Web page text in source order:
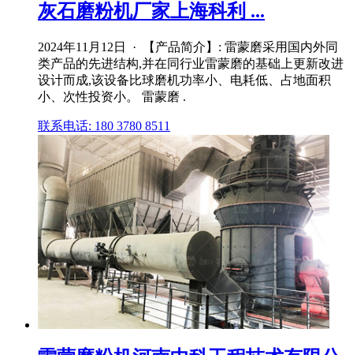
灰石磨粉机厂家上海科利 ...
2024年11月12日 · 【产品简介】: 雷蒙磨采用国内外同
类产品的先进结构,并在同行业雷蒙磨的基础上更新改进
设计而成,该设备比球磨机功率小、电耗低、占地面积
小、次性投资小。 雷蒙磨 .
联系电话: 180 3780 8511